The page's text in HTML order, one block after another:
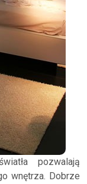
pozwalają
wnętrza. Dobrze